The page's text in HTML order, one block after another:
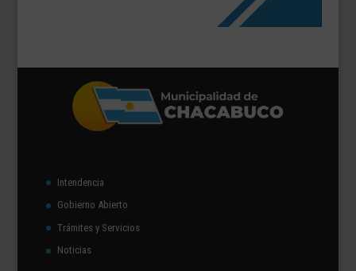
Intendencia
Gobierno Abierto
Trámites y Servicios
Noticias